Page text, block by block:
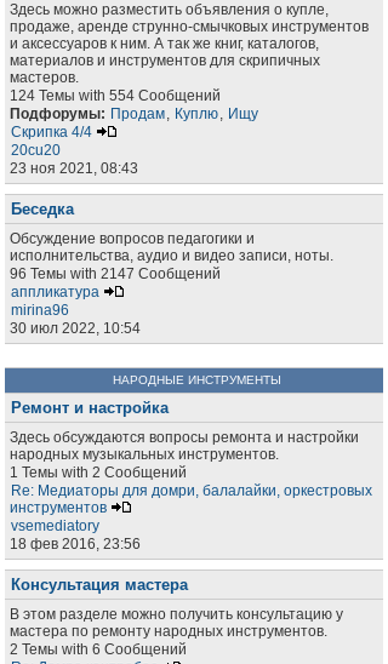
Здесь можно разместить объявления о купле,
продаже, аренде струнно-смычковых инструментов
и аксессуаров к ним. А так же книг, каталогов,
материалов и инструментов для скрипичных
мастеров.
124 Темы with 554 Сообщений
Подфорумы: Продам, Куплю, Ищу
Скрипка 4/4
20cu20
23 ноя 2021, 08:43
Беседка
Обсуждение вопросов педагогики и
исполнительства, аудио и видео записи, ноты.
96 Темы with 2147 Сообщений
аппликатура
mirina96
30 июл 2022, 10:54
НАРОДНЫЕ ИНСТРУМЕНТЫ
Ремонт и настройка
Здесь обсуждаются вопросы ремонта и настройки
народных музыкальных инструментов.
1 Темы with 2 Сообщений
Re: Медиаторы для домри, балалайки, оркестровых
инструментов
vsemediatory
18 фев 2016, 23:56
Консультация мастера
В этом разделе можно получить консультацию у
мастера по ремонту народных инструментов.
2 Темы with 6 Сообщений